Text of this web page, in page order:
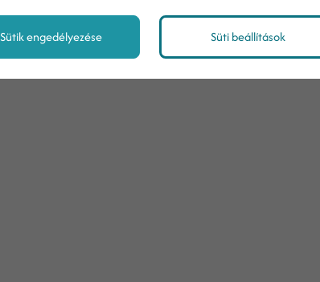
Sütik engedélyezése Süti beállítások